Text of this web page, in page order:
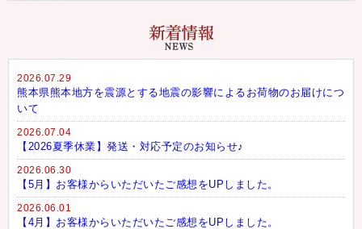
2026.07.29
熊本県熊本地方を震源とする地震の影響によるお荷物のお届けにつ
いて
2026.07.04
【2026夏季休業】発送・対応予定のお知らせ♪
2026.06.30
【5月】お客様からいただいたご感想をUPしました。
2026.06.01
【4月】お客様からいただいたご感想をUPしました。